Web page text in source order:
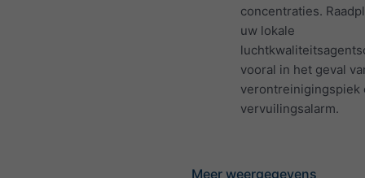
concentraties.
uw lokale
vooral in het geval
verontreinigingspiek
vervuilingsalarm.
Meer weergegevens